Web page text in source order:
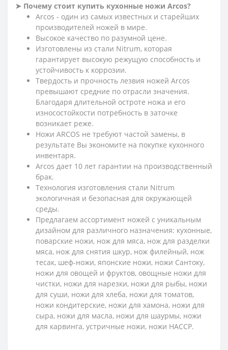
➤ Почему стоит купить кухонные ножи Arcos?
Arcos - один из самых известных и старейших
производителей ножей в мире.
Высокое качество по разумной цене.
Изготовлены из стали Nitrum, которая
гарантирует высокую режущую способность и
устойчивость к коррозии.
Твердость и прочность лезвия ножей Arcos
превышают средние по отрасли значения.
Благодаря длительной остроте ножа и его
износостойкости потребность в заточке
возникает реже.
Ножи ARCOS не требуют частой замены, в
результате Вы экономите на покупке кухонного
инвентаря.
Arcos дает 10 лет гарантии на производственный
брак.
Технология изготовления стали Nitrum
экологичная и безопасная для окружающей
среды.
Предлагаем ассортимент ножей с уникальным
дизайном для различного назначения: кухонные,
поварские ножи, нож для мяса, нож для разделки
мяса, нож для снятия шкур, нож филейный, нож
тесак, шеф-ножи, японские ножи, ножи Сантоку,
ножи для овощей и фруктов, овощные ножи для
чистки, ножи для нарезки, ножи для рыбы, ножи
для суши, ножи для хлеба, ножи для томатов,
ножи кондитерские, ножи для хамона, ножи для
сыра, ножи для масла, ножи для шаурмы, ножи
для карвинга, устричные ножи, ножи HACCP.